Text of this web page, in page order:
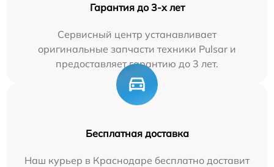
Гарантия до 3-х лет
Сервисный центр устанавливает
оригинальные запчасти техники Pulsar и
предоставляет гарантию до 3 лет.
Бесплатная доставка
Наш курьер в Краснодаре бесплатно доставит